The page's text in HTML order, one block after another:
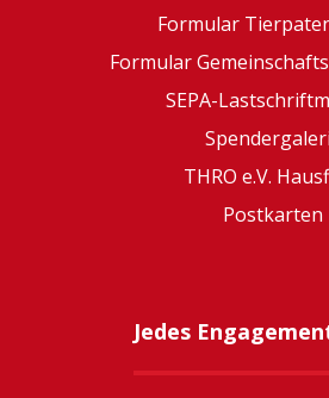
Formular
Formular
SEPA-
THRO e.V.
Postkarten
Jedes